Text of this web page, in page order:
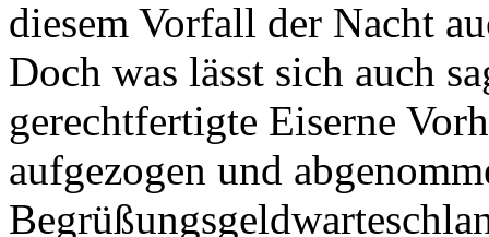
diesem Vorfall der Nacht
Doch was lässt sich auch
gerechtfertigte Eiserne
aufgezogen und